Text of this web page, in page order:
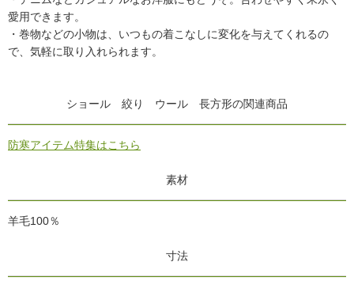
愛用できます。
・巻物などの小物は、いつもの着こなしに変化を与えてくれるの
で、気軽に取り入れられます。
ショール 絞り ウール 長方形の関連商品
防寒アイテム特集はこちら
素材
羊毛100％
寸法